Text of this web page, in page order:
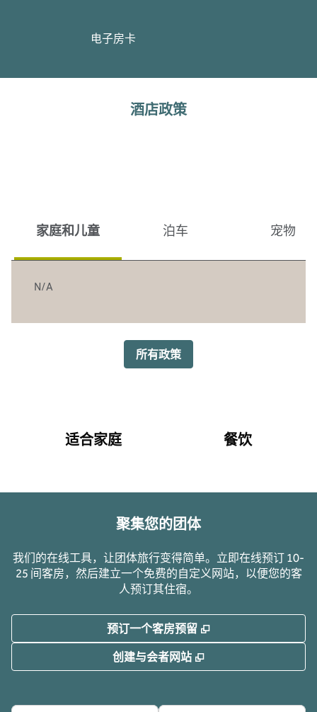
电子房卡
酒店政策
家庭和儿童 泊车 宠物
N/A
所有政策
适合家庭 餐饮
聚集您的团体
我们的在线工具，让团体旅行变得简单。立即在线预订 10-
25 间客房，然后建立一个免费的自定义网站，以便您的客
人预订其住宿。
预订一个客房预留 ,
创建与会者网站 ,